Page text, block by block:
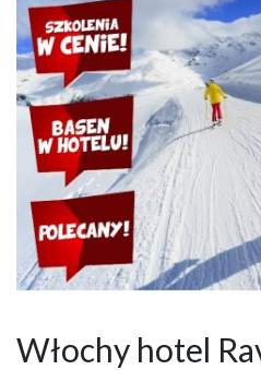
Włochy hotel